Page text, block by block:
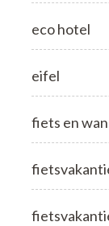
eco hotel
eifel
fiets en